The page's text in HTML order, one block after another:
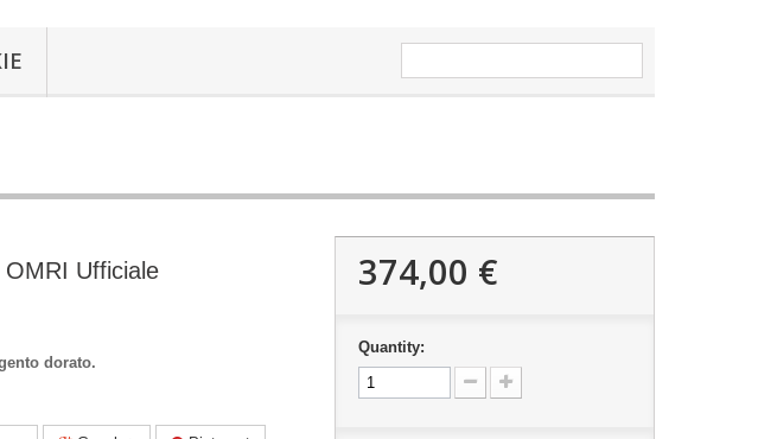
Ufficiale
dorato.
374,00 €
Quantity: